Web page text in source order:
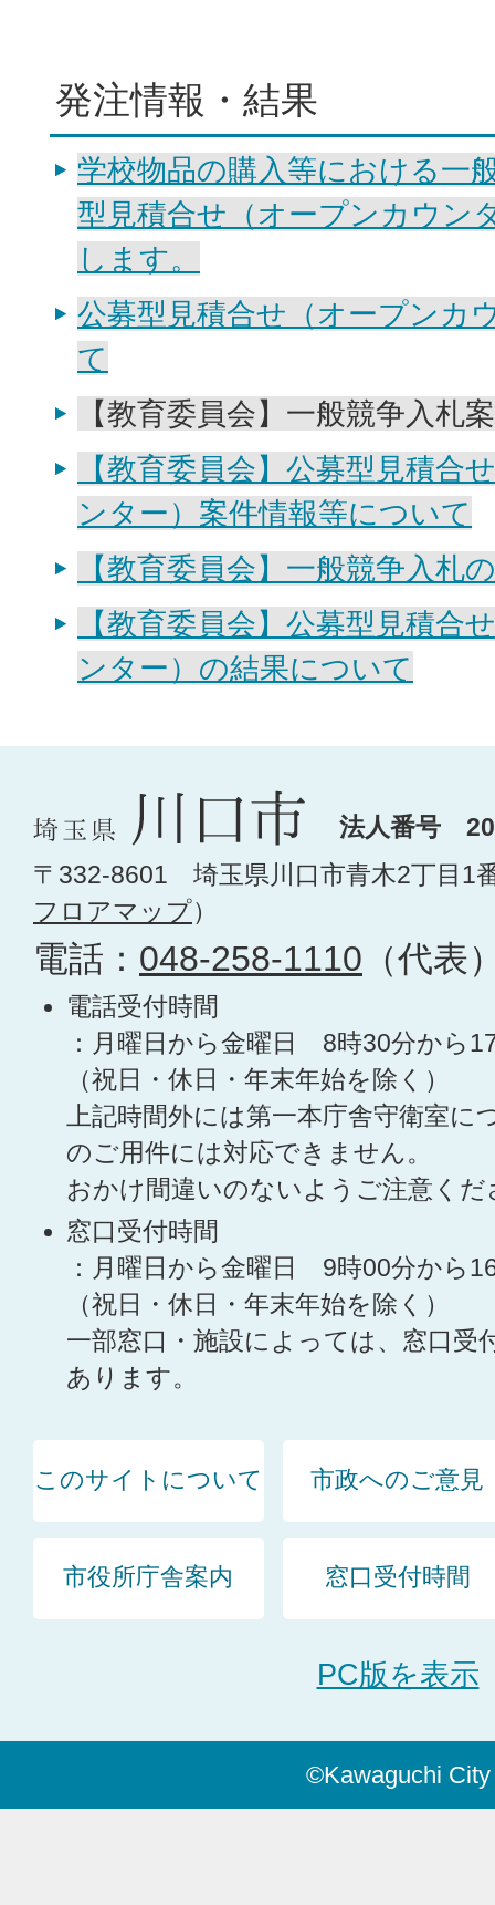
発注情報・結果
学校物品の購入等における一
型見積合せ（オープンカウン
します。
公募型見積合せ（オープンカ
て
【教育委員会】一般競争入札
【教育委員会】公募型見積合
ンター）案件情報等について
【教育委員会】一般競争入札
【教育委員会】公募型見積合
ンター）の結果について
法人番号
〒332-8601 埼玉県川口市青木2丁目1
フロアマップ）
電話： 048-258-1110 （代表
電話受付時間
：月曜日から金曜日 8時30分から
（祝日・休日・年末年始を除く）
上記時間外には第一本庁舎守衛室に
のご用件には対応できません。
おかけ間違いのないようご注意くだ
窓口受付時間
：月曜日から金曜日 9時00分から
（祝日・休日・年末年始を除く）
一部窓口・施設によっては、窓口受
あります。
このサイトについて 市政へのご意見
市役所庁舎案内 窓口受付時間
PC版を表示
©Kawaguchi City